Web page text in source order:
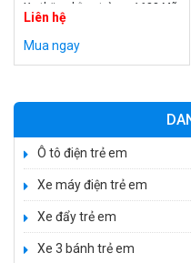
Xe thăng bằng trẻ em 1688 Mã
sản phẩm: 1688 Độ tuổi: trên 1
tuổi Giới tính: bé trai, bé gái
Xuất xứ: Trung Quốc
Liên hệ
Mua ngay
Ô tô điện trẻ em
Xe máy điện trẻ em
Xe đẩy trẻ em
Xe 3 bánh trẻ em